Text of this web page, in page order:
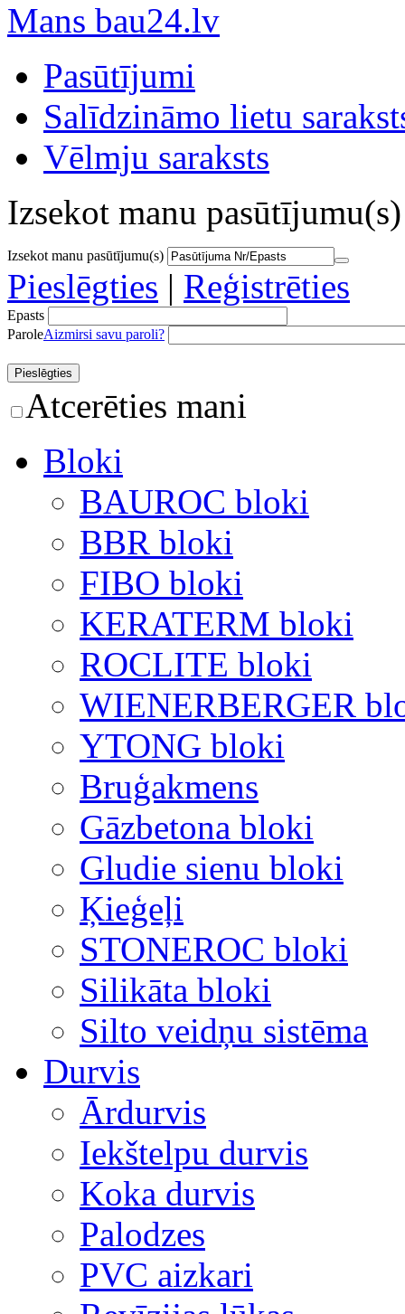
Mans bau24.lv
Pasūtījumi
Salīdzināmo lietu
Vēlmju saraksts
Izsekot manu pasūtījumu(s)
Izsekot manu pasūtījumu(s)
Pieslēgties | Reģistrēties
Epasts
ParoleAizmirsi savu paroli?
Atcerēties mani
Bloki
BAUROC bloki
BBR bloki
FIBO bloki
KERATERM bloki
ROCLITE bloki
WIENERBERGER
YTONG bloki
Bruģakmens
Gāzbetona bloki
Gludie sienu bloki
Ķieģeļi
STONEROC bloki
Silikāta bloki
Silto veidņu sistēma
Durvis
Ārdurvis
Iekštelpu durvis
Koka durvis
Palodzes
PVC aizkari